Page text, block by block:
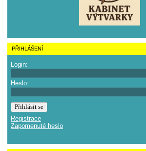
PŘIHLÁŠENÍ
Login:
Heslo:
Registrace
Zapomenuté heslo